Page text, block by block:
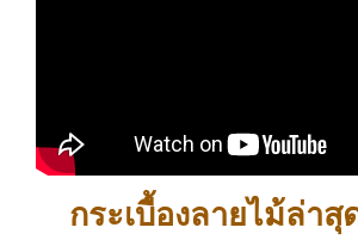
กระเบื้องลายไม้ล่าสุ